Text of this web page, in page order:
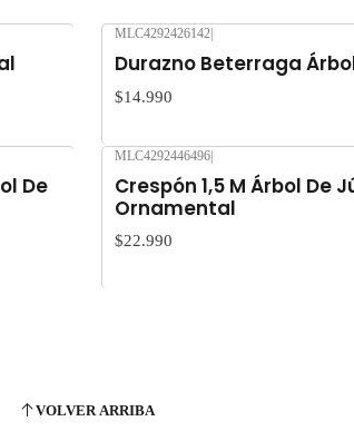
MLC4292426142
Durazno Beterraga
$14.990
De
MLC4292446496|
Crespón 1,5 M Árbol De
Ornamental
$22.990
VOLVER ARRIBA